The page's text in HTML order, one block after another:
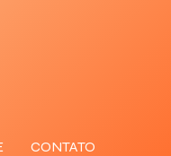
CONTATO